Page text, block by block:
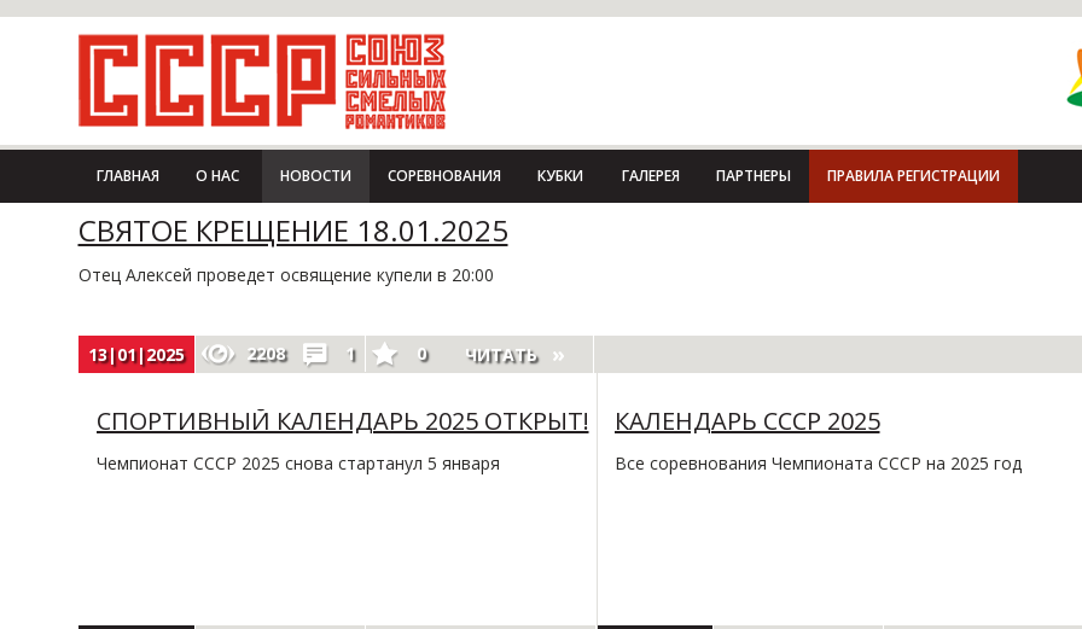
ГЛАВНАЯ О НАС НОВОСТИ СОРЕВНОВАНИЯ КУБКИ ГАЛЕРЕЯ ПАРТНЕРЫ ПРАВИЛА РЕГИСТРАЦИИ
СВЯТОЕ КРЕЩЕНИЕ 18.01.2025
Отец Алексей проведет освящение купели в 20:00
13|01|2025 2208 1 0 ЧИТАТЬ
СПОРТИВНЫЙ КАЛЕНДАРЬ 2025 ОТКРЫТ!
Чемпионат СССР 2025 снова стартанул 5 января
КАЛЕНДАРЬ СССР 2025
Все соревнования Чемпионата СССР на 2025 год